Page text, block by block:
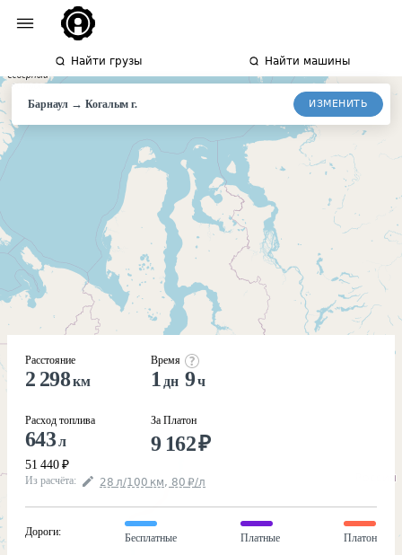
Найти грузы Найти машины
Барнаул →Когалымг. ИЗМЕНИТЬ
Расстояние
2 298км
Расход топлива
643л
51 440 ₽
Время
1 дн 9ч
За Платон
9 162₽
Из расчёта: 28 л/100 км, 80 ₽/л
Дороги:
Бесплатные Платные Платон